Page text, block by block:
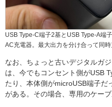
USB Type-C端子2基とUSB Type-A端
AC充電器。最大出力を分け合って同
なお、ちょっと古いデジタルガ
は、今でもコンセント側がUSB
たり、本体側がmicroUSB端子だ
がある。その場合、専用のケーブ